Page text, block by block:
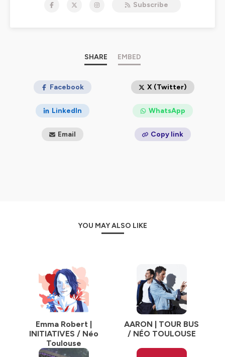
Subscribe
SHARE EMBED
Facebook X (Twitter)
LinkedIn WhatsApp
Email Copy link
YOU MAY ALSO LIKE
Emma Robert |
INITIATIVES / Néo
Toulouse
AARON | TOUR BUS
/ NÉO TOULOUSE